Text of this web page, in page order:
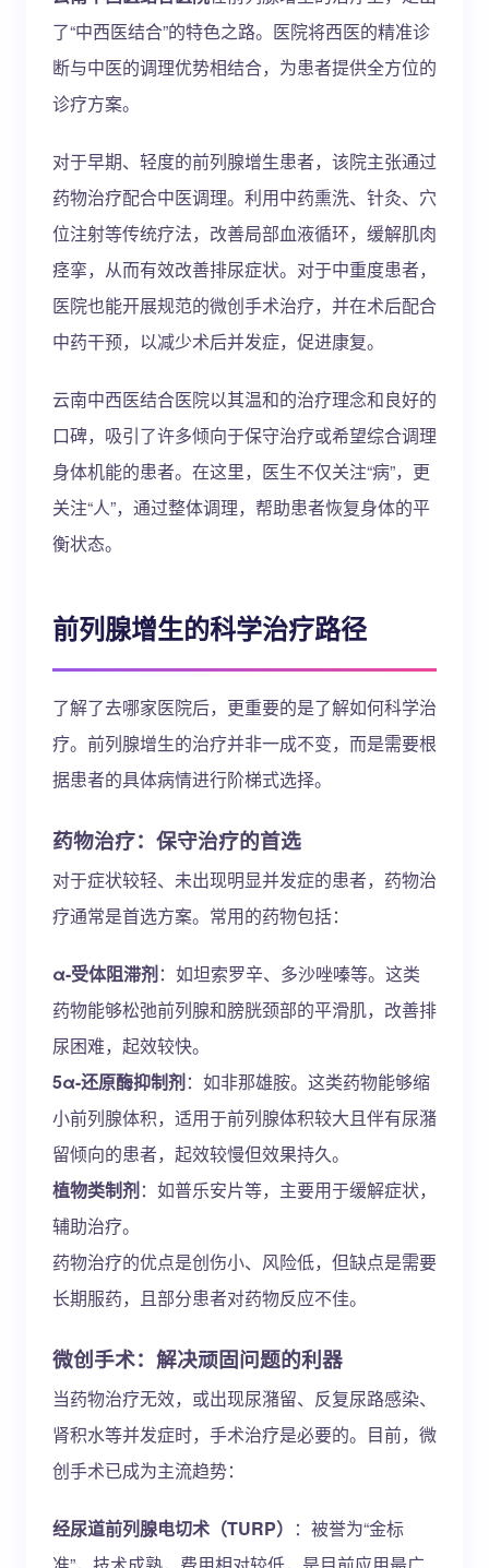
了“中西医结合”的特色之路。医院将西医的精准诊
断与中医的调理优势相结合，为患者提供全方位的
诊疗方案。
对于早期、轻度的前列腺增生患者，该院主张通过
药物治疗配合中医调理。利用中药熏洗、针灸、穴
位注射等传统疗法，改善局部血液循环，缓解肌肉
痉挛，从而有效改善排尿症状。对于中重度患者，
医院也能开展规范的微创手术治疗，并在术后配合
中药干预，以减少术后并发症，促进康复。
云南中西医结合医院以其温和的治疗理念和良好的
口碑，吸引了许多倾向于保守治疗或希望综合调理
身体机能的患者。在这里，医生不仅关注“病”，更
关注“人”，通过整体调理，帮助患者恢复身体的平
衡状态。
前列腺增生的科学治疗路径
了解了去哪家医院后，更重要的是了解如何科学治
疗。前列腺增生的治疗并非一成不变，而是需要根
据患者的具体病情进行阶梯式选择。
药物治疗：保守治疗的首选
对于症状较轻、未出现明显并发症的患者，药物治
疗通常是首选方案。常用的药物包括：
α-受体阻滞剂：如坦索罗辛、多沙唑嗪等。这类
药物能够松弛前列腺和膀胱颈部的平滑肌，改善排
尿困难，起效较快。
5α-还原酶抑制剂：如非那雄胺。这类药物能够缩
小前列腺体积，适用于前列腺体积较大且伴有尿潴
留倾向的患者，起效较慢但效果持久。
植物类制剂：如普乐安片等，主要用于缓解症状，
辅助治疗。
药物治疗的优点是创伤小、风险低，但缺点是需要
长期服药，且部分患者对药物反应不佳。
微创手术：解决顽固问题的利器
当药物治疗无效，或出现尿潴留、反复尿路感染、
肾积水等并发症时，手术治疗是必要的。目前，微
创手术已成为主流趋势：
经尿道前列腺电切术（TURP） ：被誉为“金标